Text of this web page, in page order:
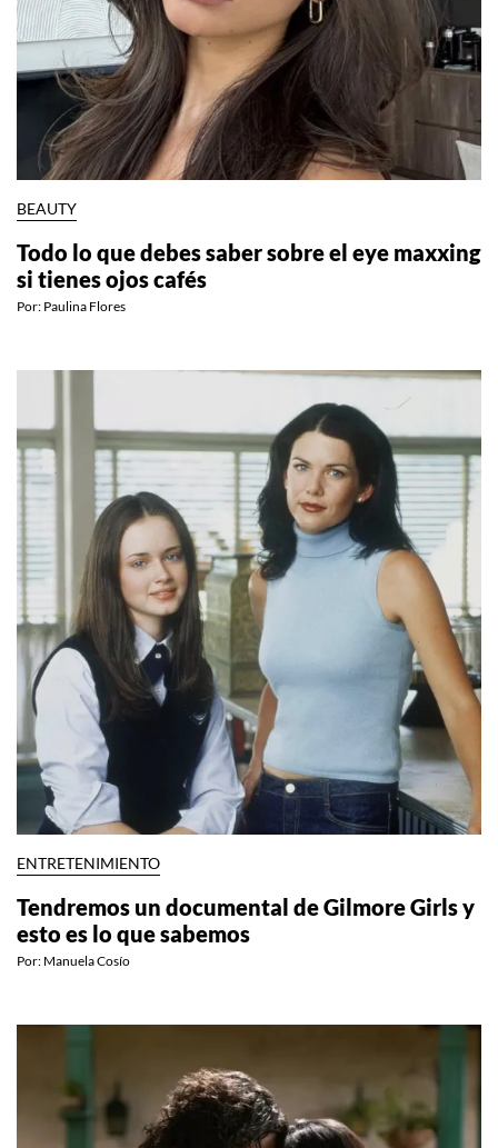
BEAUTY
Todo lo que debes saber sobre el eye maxxing
si tienes ojos cafés
Por: Paulina Flores
ENTRETENIMIENTO
Tendremos un documental de Gilmore Girls y
esto es lo que sabemos
Por: Manuela Cosío